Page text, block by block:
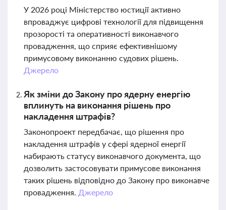
У 2026 році Міністерство юстиції активно
впроваджує цифрові технології для підвищення
прозорості та оперативності виконавчого
провадження, що сприяє ефективнішому
примусовому виконанню судових рішень.
Джерело
Як зміни до Закону про ядерну енергію
вплинуть на виконання рішень про
накладення штрафів?
Законопроект передбачає, що рішення про
накладення штрафів у сфері ядерної енергії
набирають статусу виконавчого документа, що
дозволить застосовувати примусове виконання
таких рішень відповідно до Закону про виконавче
провадження. Джерело